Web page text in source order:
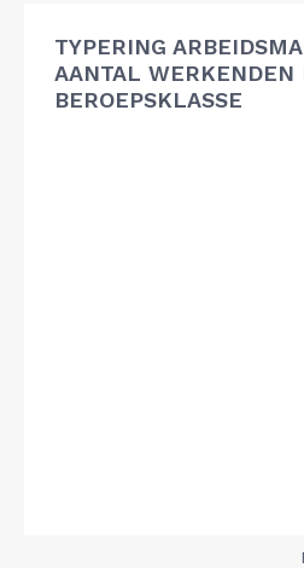
TYPERING
AANTAL WERKENDEN
BEROEPSKLASSE